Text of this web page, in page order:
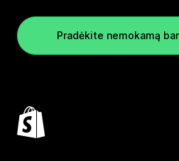
Pradėkite nemokamą